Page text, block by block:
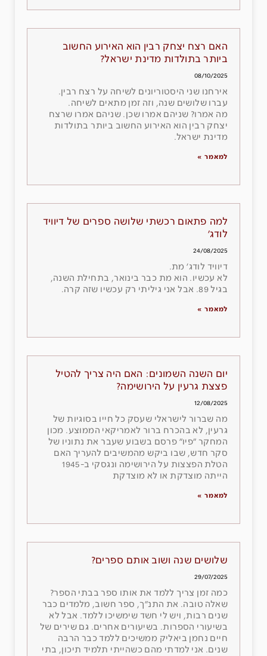
האם רצח יצחק רבין הוא האירוע החשוב
ביותר בתולדות מדינת ישראל?
08/10/2025
אירחנו שני היסטוריונים לשיחה על רצח רבין.
עברו שלושים שנה, וזה זמן מתאים לשיחה.
מה אמרו? שניהם אמרו שכן. שניהם אמרו שרצח
יצחק רבין הוא האירוע החשוב ביותר בתולדות
מדינת ישראל.
למאמר »
למה פתאום רכשתי שלושה ספרים של דיוויד
לודג׳
24/08/2025
דיוויד לודג׳ מת.
לא עכשיו. הוא מת כבר בינואר, בתחילת השנה,
בגיל 89. אבל אני גיליתי רק עכשיו שזה קרה.
למאמר »
יום השנה השמונים: האם היה צריך להטיל
פצצת גרעין על הירושימה?
12/08/2025
מה שברור לישראלי שעסק כל חייו בסוגיות של
גרעין, לא בהכרח ברור לאמריקאי הממוצע. מכון
המחקר ״פיו״ פרסם בשבוע שעבר את נתוניו של
סקר חדש, שבו ביקש מהמשיבים להעריך האם
הטלת הפצצות על הירושימה ונגסקי ב-1945
הייתה מוצדקת או לא מוצדקת
למאמר »
שלושים שנה ושוב אותם ספרים?
29/07/2025
כמה זמן צריך ללמד את אותו ספר בבתי הספר?
שאלה טובה. את התנ״ך, ספר חשוב, מלמדים כבר
שנים רבות, ויש לי חשד שימשיכו ללמד. אבל לא
בשיעורי הספרות. בשיעורים אחרים. גם שירים של
חיים נחמן ביאליק ממשיכים ללמד כבר הרבה
שנים. אני למדתי מהם כשהייתי תלמיד תיכון, בתי